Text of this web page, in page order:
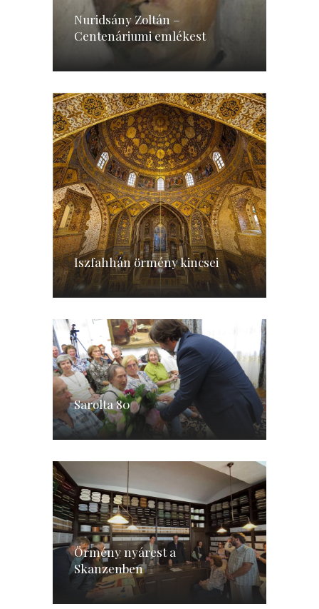
Nuridsány Zoltán –
Centenáriumi emlékest
Iszfahhán örmény kincsei
Sarolta 80
Örmény nyárest a
Skanzenben